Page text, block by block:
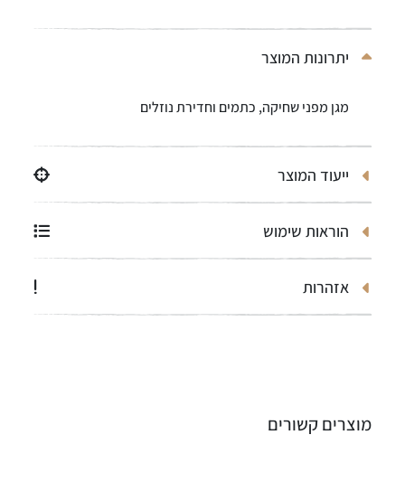
יתרונות המוצר
מגן מפני שחיקה, כתמים וחדירת נוזלים
ייעוד המוצר
הוראות שימוש
אזהרות
מוצרים קשורים